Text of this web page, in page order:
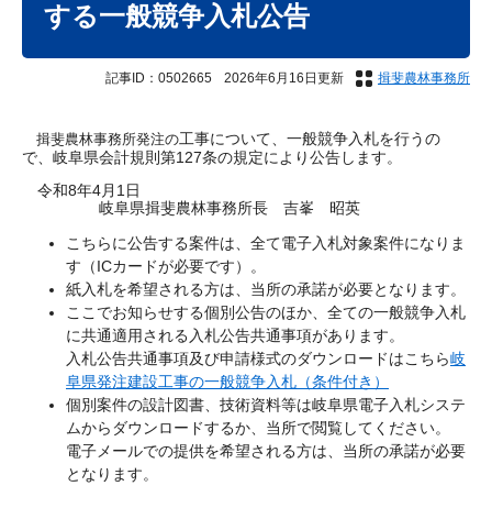
する一般競争入札公告
記事ID：0502665 2026年6月16日更新 揖斐農林事務所
揖斐農林事務所発注の工事について、一般競争入札を行うの
で、岐阜県会計規則第127条の規定により公告します。
令和8年4月1日
岐阜県揖斐農林事務所長 吉峯 昭英
こちらに公告する案件は、全て電子入札対象案件になりま
す（ICカードが必要です）。
紙入札を希望される方は、当所の承諾が必要となります。
ここでお知らせする個別公告のほか、全ての一般競争入札
に共通適用される入札公告共通事項があります。
入札公告共通事項及び申請様式のダウンロードはこちら岐
阜県発注建設工事の一般競争入札（条件付き）
個別案件の設計図書、技術資料等は岐阜県電子入札システ
ムからダウンロードするか、当所で閲覧してください。
電子メールでの提供を希望される方は、当所の承諾が必要
となります。